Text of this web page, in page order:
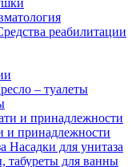
реабилитации
– туалеты
и принадлежности
Насадки для унитаза